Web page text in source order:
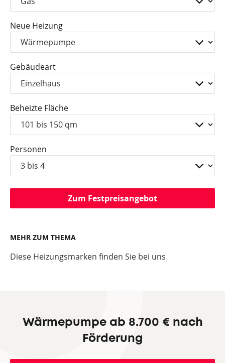
Neue Heizung
Gebäudeart
Beheizte Fläche
Personen
Zum Festpreisangebot
MEHR ZUM THEMA
Diese Heizungsmarken finden Sie bei uns
Wärmepumpe ab 8.700 € nach
Förderung